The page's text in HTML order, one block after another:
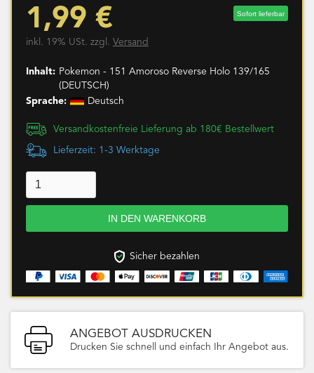
1,99 € Sofort lieferbar
inkl. 19% USt. zzgl. Versand
Inhalt: Pokemon - 151 Amoroso Reverse Holo 139/165
(DEUTSCH)
Sprache:
Deutsch
Versandkostenfreie Lieferung ab 180€ Bestellwert
Lieferzeit: 1-3 Werktage
Sicher bezahlen
ANGEBOT AUSDRUCKEN
Drucken Sie schnell und einfach Ihr Angebot aus.